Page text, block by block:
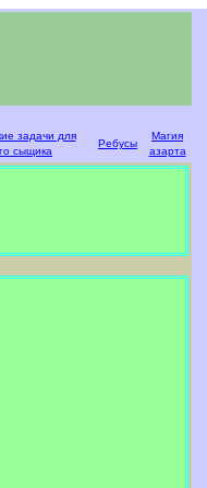
задачи для
сыщика
Ребусы
Магия
азарта